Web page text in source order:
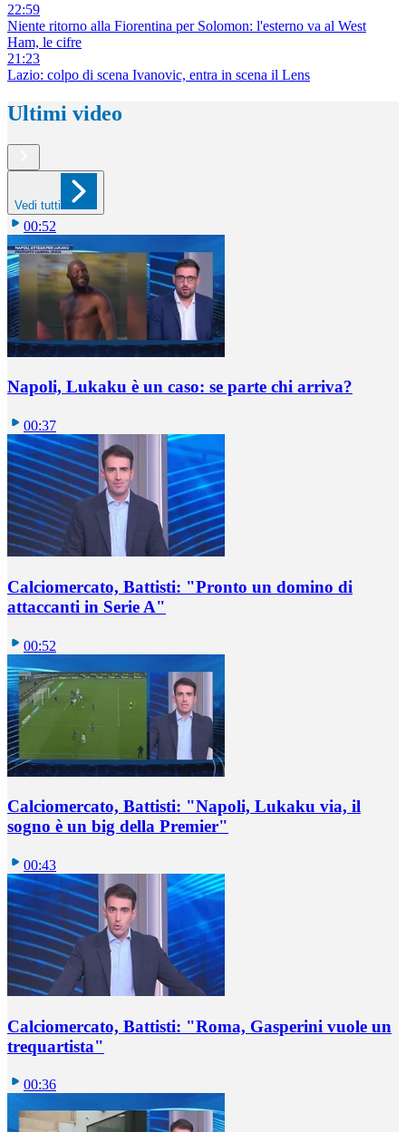
22:59
Niente ritorno alla Fiorentina per Solomon: l'esterno va al West
Ham, le cifre
21:23
Lazio: colpo di scena Ivanovic, entra in scena il Lens
Ultimi video
Vedi tutti
00:52
Napoli, Lukaku è un caso: se parte chi arriva?
00:37
Calciomercato, Battisti: "Pronto un domino di
attaccanti in Serie A"
00:52
Calciomercato, Battisti: "Napoli, Lukaku via, il
sogno è un big della Premier"
00:43
Calciomercato, Battisti: "Roma, Gasperini vuole un
trequartista"
00:36